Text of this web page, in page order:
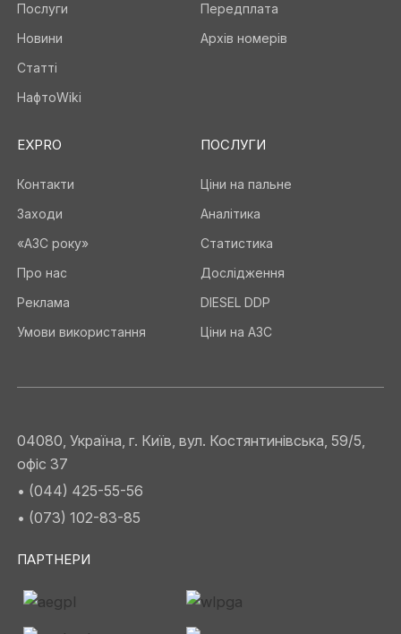
Послуги
Новини
Статті
НафтоWiki
Передплата
Архів номерів
EXPRO
Контакти
Заходи
«АЗС року»
Про нас
Реклама
Умови використання
ПОСЛУГИ
Ціни на пальне
Аналітика
Статистика
Дослідження
DIESEL DDP
Ціни на АЗС
04080, Україна, г. Київ, вул. Костянтинівська, 59/5,
офіс 37
• (044) 425-55-56
• (073) 102-83-85
ПАРТНЕРИ